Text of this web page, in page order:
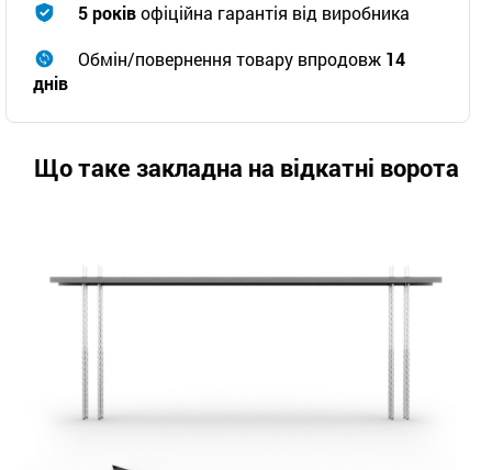
5 роківофіційна гарантія від виробника
Обмін/повернення товару впродовж 14
днів
Що таке закладна на відкатні ворота